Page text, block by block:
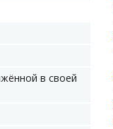
в своей